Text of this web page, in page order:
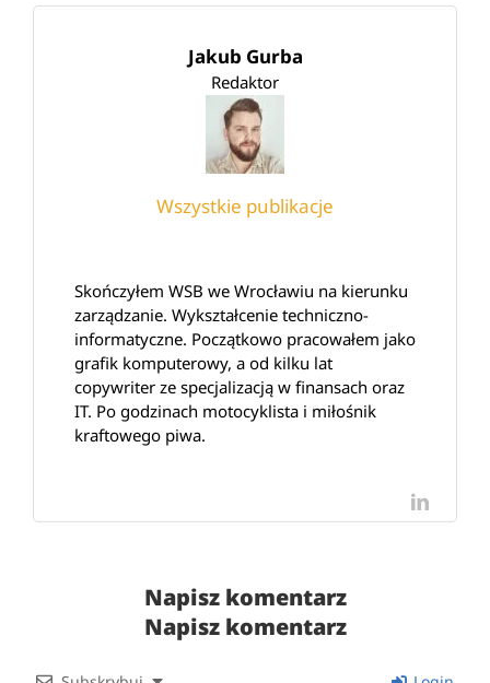
Jakub Gurba
Redaktor
Wszystkie publikacje
Skończyłem WSB we Wrocławiu na kierunku
zarządzanie. Wykształcenie techniczno-
informatyczne. Początkowo pracowałem jako
grafik komputerowy, a od kilku lat
copywriter ze specjalizacją w finansach oraz
IT. Po godzinach motocyklista i miłośnik
kraftowego piwa.
LinkedIn
Napisz komentarz
Napisz komentarz